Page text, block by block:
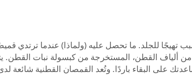
من ألياف القطن، المستخرجة من كبسولة نبات القطن.
على البقاء باردًا. وتُعد القمصان القطنية شائعة لدى